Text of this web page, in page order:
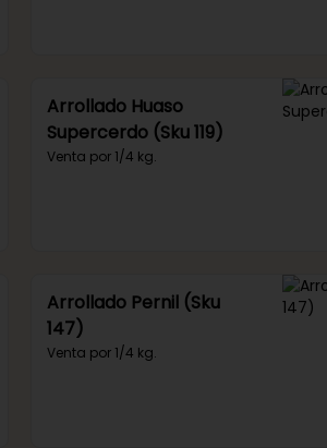
Arrollado Huaso
Supercerdo (Sku 119)
Venta por 1/4 kg.
Arrollado Pernil (Sku
147)
Venta por 1/4 kg.